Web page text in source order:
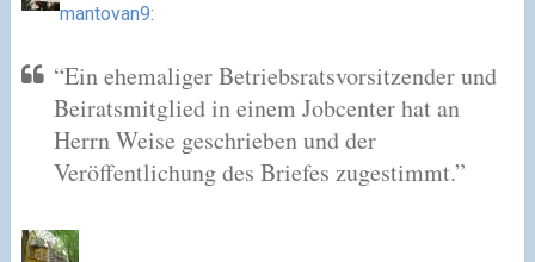
mantovan9:
“Ein ehemaliger Betriebsratsvorsitzender und
Beiratsmitglied in einem Jobcenter hat an
Herrn Weise geschrieben und der
Veröffentlichung des Briefes zugestimmt.”